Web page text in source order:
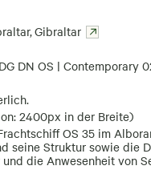
,Gibraltar
DN OS | Contemporary
2400px in der Breite)
OS 35 im
seine Struktur sowie die
die Anwesenheit von